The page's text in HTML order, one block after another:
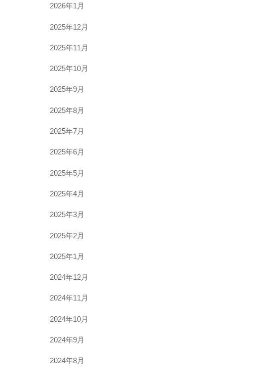
2026年1月
2025年12月
2025年11月
2025年10月
2025年9月
2025年8月
2025年7月
2025年6月
2025年5月
2025年4月
2025年3月
2025年2月
2025年1月
2024年12月
2024年11月
2024年10月
2024年9月
2024年8月